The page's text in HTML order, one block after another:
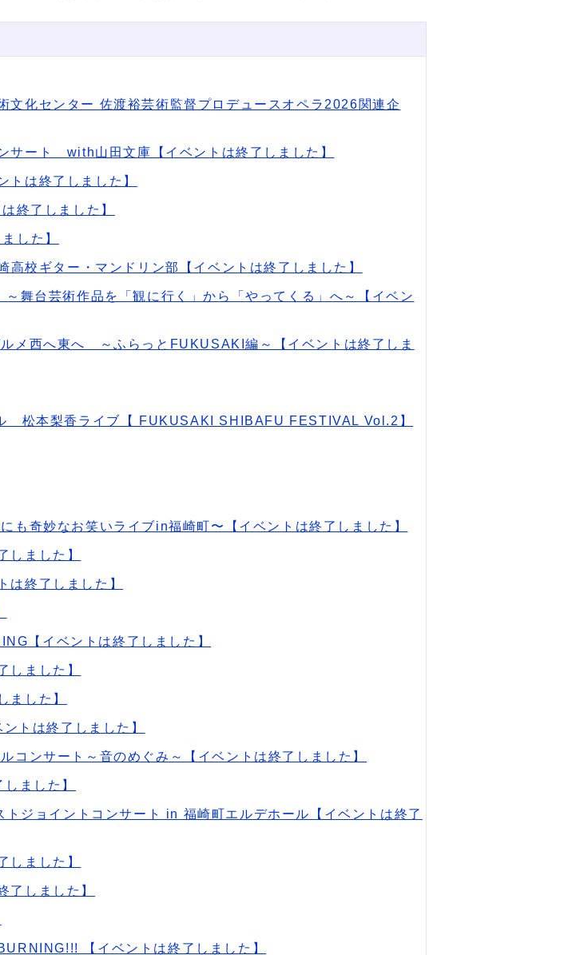
化センター 佐渡裕芸術監督プロデュースオペラ2026関連企
サート with山田文庫【イベントは終了しました】
は終了しました】
終了しました】
した】
ギター・マンドリン部【イベントは終了しました】
台芸術作品を「観に行く」から「やってくる」へ～【イベン
メ西へ東へ ～ふらっとFUKUSAKI編～【イベントは終了しま
松本梨香ライブ【 FUKUSAKI SHIBAFU FESTIVAL Vol.2】
も奇妙なお笑いライブin福崎町〜【イベントは終了しました】
しました】
は終了しました】
【イベントは終了しました】
しました】
ました】
トは終了しました】
コンサート～音のめぐみ～【イベントは終了しました】
ました】
ジョイントコンサート in 福崎町エルデホール【イベントは終了
ました】
しました】
【イベントは終了しました】